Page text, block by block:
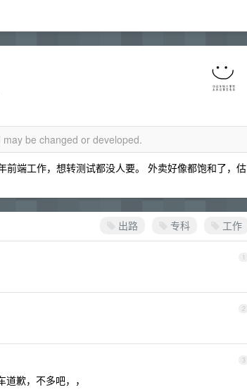
be changed or developed.
端工作，想转测试都没人要。 外卖好像都饱和了，估
出路 专科 工作
1
2
3
歉，不多吧，，